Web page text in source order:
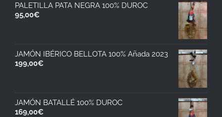
PALETILLA PATA NEGRA 100% DUROC
95,00€
JAMÓN IBÉRICO BELLOTA 100% Añada 2023
199,00€
JAMÓN BATALLÉ 100% DUROC
169,00€